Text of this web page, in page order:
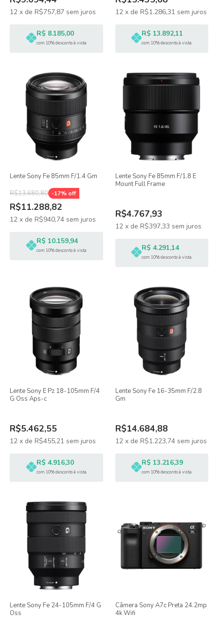
12 x de R$757,87 sem juros
R$ 8.185,00
com 10% desconto à vista
12 x de R$1.286,31 sem juros
R$ 13.892,11
com 10% desconto à vista
Lente Sony Fe 85mm F/1.4 Gm
R$13.680,80 -17% off
R$11.288,82
12 x de R$940,74 sem juros
R$ 10.159,94
com 10% desconto à vista
Lente Sony Fe 85mm F/1.8 E
Mount Full Frame
R$4.767,93
12 x de R$397,33 sem juros
R$ 4.291,14
com 10% desconto à vista
Lente Sony E Pz 18-105mm F/4
G Oss Aps-c
R$5.462,55
12 x de R$455,21 sem juros
R$ 4.916,30
com 10% desconto à vista
Lente Sony Fe 16-35mm F/2.8
Gm
R$14.684,88
12 x de R$1.223,74 sem juros
R$ 13.216,39
com 10% desconto à vista
Lente Sony Fe 24-105mm F/4 G
Oss
Câmera Sony A7c Preta 24.2mp
4k Wifi